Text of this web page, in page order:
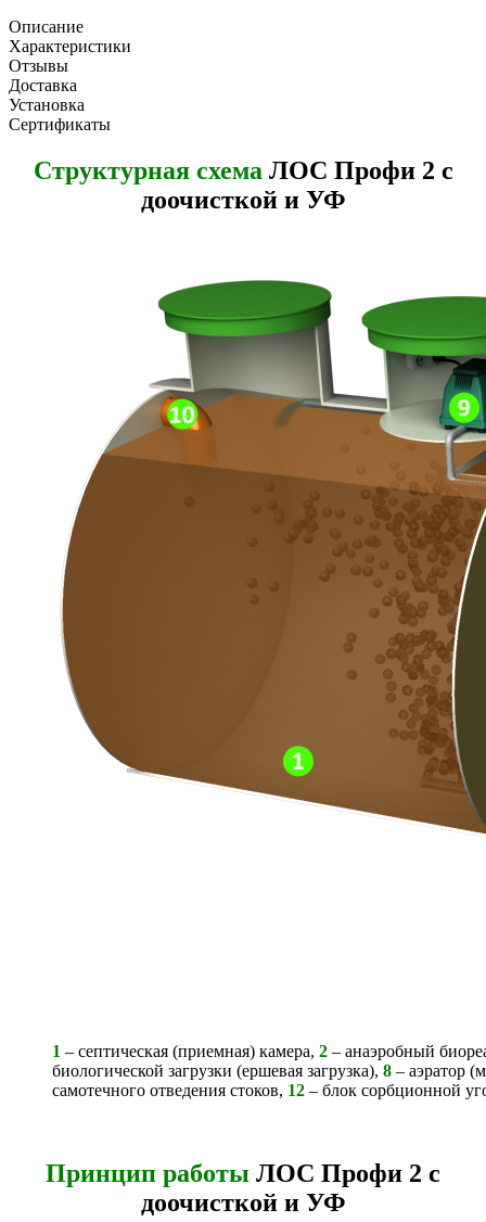
Описание
Характеристики
Отзывы
Доставка
Установка
Сертификаты
Структурная схема ЛОС Профи 2 с
доочисткой и УФ
1 – септическая (приемная) камера, 2 – анаэробный
биологической загрузки (ершевая загрузка), 8 – аэратор
самотечного отведения стоков, 12 – блок сорбционной
Принцип работы ЛОС Профи 2 с
доочисткой и УФ